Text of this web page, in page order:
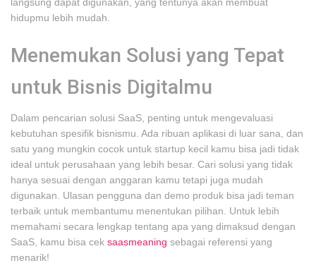
hidupmu lebih mudah.
Menemukan Solusi yang Tepat
untuk Bisnis Digitalmu
Dalam pencarian solusi SaaS, penting untuk mengevaluasi
kebutuhan spesifik bisnismu. Ada ribuan aplikasi di luar sana, dan
satu yang mungkin cocok untuk startup kecil kamu bisa jadi tidak
ideal untuk perusahaan yang lebih besar. Cari solusi yang tidak
hanya sesuai dengan anggaran kamu tetapi juga mudah
digunakan. Ulasan pengguna dan demo produk bisa jadi teman
terbaik untuk membantumu menentukan pilihan. Untuk lebih
memahami secara lengkap tentang apa yang dimaksud dengan
SaaS, kamu bisa cek saasmeaning sebagai referensi yang
menarik!